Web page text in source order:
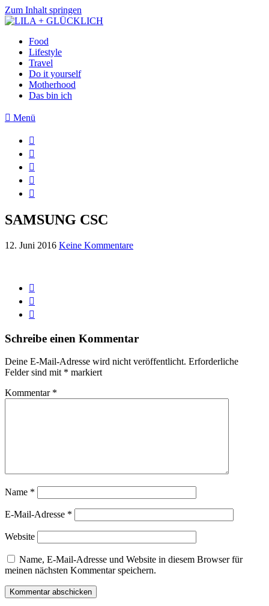
Zum Inhalt springen
Food
Lifestyle
Travel
Do it yourself
Motherhood
Das bin ich
Menü
SAMSUNG CSC
12. Juni 2016 Keine Kommentare
Schreibe einen Kommentar
Deine E-Mail-Adresse wird nicht veröffentlicht. Erforderliche
Felder sind mit * markiert
Kommentar *
Name *
E-Mail-Adresse *
Website
Name, E-Mail-Adresse und Website in diesem Browser für
meinen nächsten Kommentar speichern.